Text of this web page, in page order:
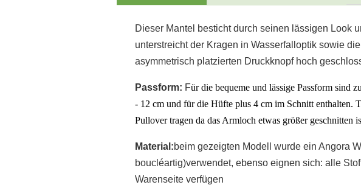
Dieser Mantel besticht durch seinen lässigen Look
unterstreicht der Kragen in Wasserfalloptik sowie
asymmetrisch platzierten Druckknopf hoch
Passform: Für die bequeme und lässige Passform sind
- 12 cm und für die Hüfte plus 4 cm im Schnitt enthalten.
Pullover tragen da das Armloch etwas größer geschnitten
Material:beim gezeigten Modell wurde ein Angora
boucléartig)verwendet, ebenso eignen sich: alle
Warenseite verfügen